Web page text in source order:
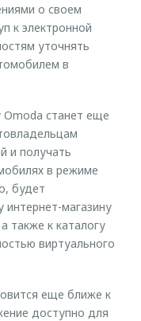
о своем
к электронной
уточнять
в
станет еще
и получать
в режиме
будет
магазину
также к каталогу
виртуального
еще ближе к
доступно для